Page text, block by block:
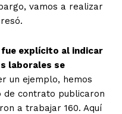
vamos a realizar
fue explícito al indicar
laborales se
un ejemplo, hemos
de contrato publicaron
a trabajar 160. Aquí